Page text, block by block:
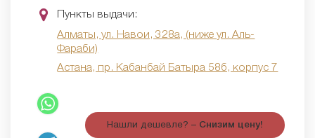
Пункты выдачи:
Алматы, ул. Навои, 328а, (ниже ул. Аль-
Фараби)
Астана, пр. Кабанбай Батыра 58б, корпус 7
Нашли дешевле? – Снизим цену!